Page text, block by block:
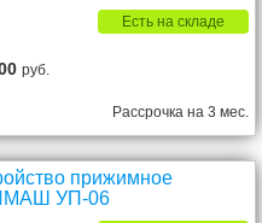
Есть на складе
руб.
Рассрочка на 3 мес.
прижимное
УП-06